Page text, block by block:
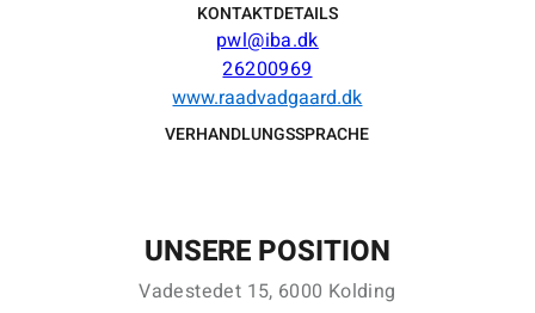
KONTAKTDETAILS
pwl@iba.dk
26200969
www.raadvadgaard.dk
VERHANDLUNGSSPRACHE
UNSERE POSITION
Vadestedet 15, 6000 Kolding